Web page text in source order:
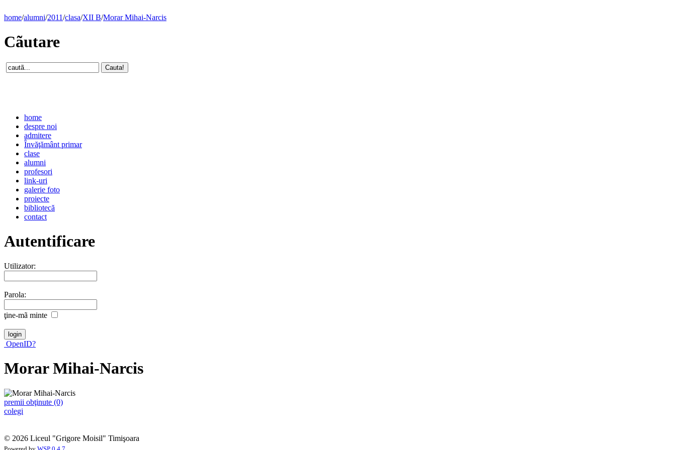
home/alumni/2011/clasa/XII B/Morar Mihai-Narcis
Cãutare
home
despre noi
admitere
Învăţământ primar
clase
alumni
profesori
link-uri
galerie foto
proiecte
bibliotecă
contact
Autentificare
Utilizator:
Parola:
ţine-mã minte
OpenID?
Morar Mihai-Narcis
premii obţinute (0)
colegi
© 2026 Liceul "Grigore Moisil" Timişoara